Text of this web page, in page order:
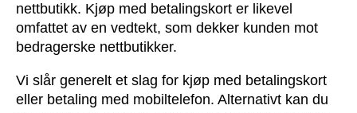
nettbutikk. Kjøp med betalingskort er likevel
omfattet av en vedtekt, som dekker kunden mot
bedragerske nettbutikker.
Vi slår generelt et slag for kjøp med betalingskort
eller betaling med mobiltelefon. Alternativt kan du